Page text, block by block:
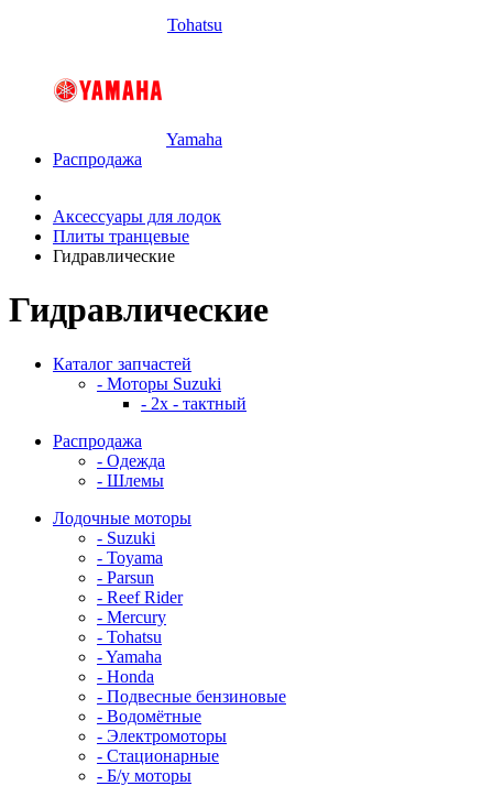
Tohatsu
Yamaha
Распродажа
Аксессуары для лодок
Плиты транцевые
Гидравлические
Гидравлические
Каталог запчастей
- Моторы Suzuki
- 2x - тактный
Распродажа
- Одежда
- Шлемы
Лодочные моторы
- Suzuki
- Toyama
- Parsun
- Reef Rider
- Mercury
- Tohatsu
- Yamaha
- Honda
- Подвесные бензиновые
- Водомётные
- Электромоторы
- Стационарные
- Б/у моторы